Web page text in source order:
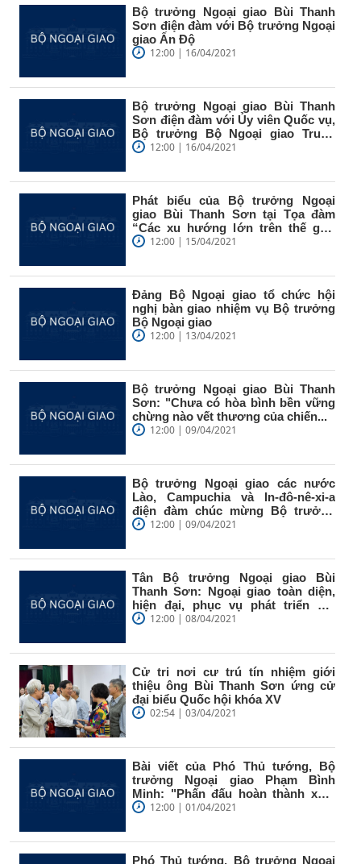
Bộ trưởng Ngoại giao Bùi Thanh
Sơn điện đàm với Bộ trưởng Ngoại
giao Ấn Độ
12:00 | 16/04/2021
Bộ trưởng Ngoại giao Bùi Thanh
Sơn điện đàm với Ủy viên Quốc vụ,
Bộ trưởng Bộ Ngoại giao Trung
Quốc12:00 | 16/04/2021
Phát biểu của Bộ trưởng Ngoại
giao Bùi Thanh Sơn tại Tọa đàm
“Các xu hướng lớn trên thế giới
hậu...12:00 | 15/04/2021
Đảng Bộ Ngoại giao tổ chức hội
nghị bàn giao nhiệm vụ Bộ trưởng
Bộ Ngoại giao
12:00 | 13/04/2021
Bộ trưởng Ngoại giao Bùi Thanh
Sơn: "Chưa có hòa bình bền vững
chừng nào vết thương của chiến...
12:00 | 09/04/2021
Bộ trưởng Ngoại giao các nước
Lào, Campuchia và In-đô-nê-xi-a
điện đàm chúc mừng Bộ trưởng
Ngoại...
12:00 | 09/04/2021
Tân Bộ trưởng Ngoại giao Bùi
Thanh Sơn: Ngoại giao toàn diện,
hiện đại, phục vụ phát triển đất
nước12:00 | 08/04/2021
Cử tri nơi cư trú tín nhiệm giới
thiệu ông Bùi Thanh Sơn ứng cử
đại biểu Quốc hội khóa XV
02:54 | 03/04/2021
Bài viết của Phó Thủ tướng, Bộ
trưởng Ngoại giao Phạm Bình
Minh: "Phấn đấu hoàn thành xuất
sắc...12:00 | 01/04/2021
Phó Thủ tướng, Bộ trưởng Ngoại